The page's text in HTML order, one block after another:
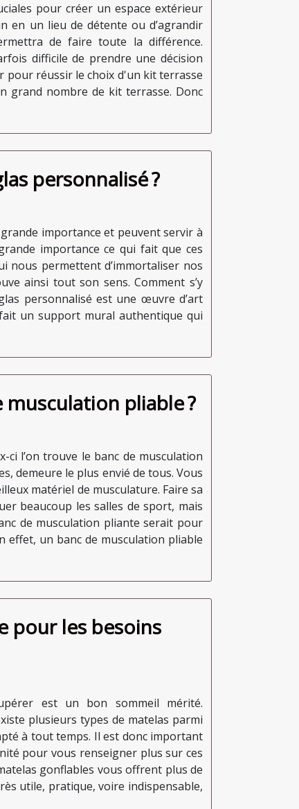
pour créer un espace extérieur
en un lieu de détente ou d’agrandir
de faire toute la différence.
difficile de prendre une décision
pour réussir le choix d'un kit terrasse
grand nombre de kit terrasse. Donc
personnalisé ?
importance et peuvent servir à
importance ce qui fait que ces
nous permettent d’immortaliser nos
ainsi tout son sens. Comment s’y
personnalisé est une œuvre d’art
un support mural authentique qui
musculation pliable ?
l’on trouve le banc de musculation
demeure le plus envié de tous. Vous
matériel de musculature. Faire sa
beaucoup les salles de sport, mais
de musculation pliante serait pour
effet, un banc de musculation pliable
pour les besoins
est un bon sommeil mérité.
plusieurs types de matelas parmi
à tout temps. Il est donc important
pour vous renseigner plus sur ces
gonflables vous offrent plus de
utile, pratique, voire indispensable,